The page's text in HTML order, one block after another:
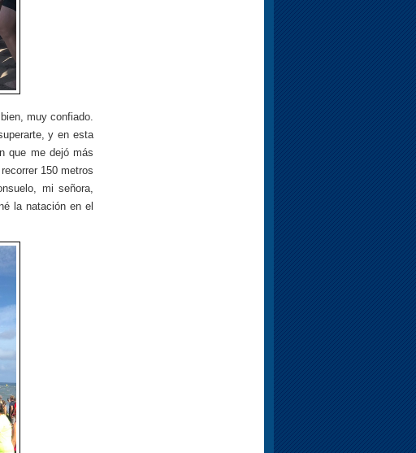
muy confiado.
y en esta
que me dejó más
150 metros
mi señora,
la natación en el